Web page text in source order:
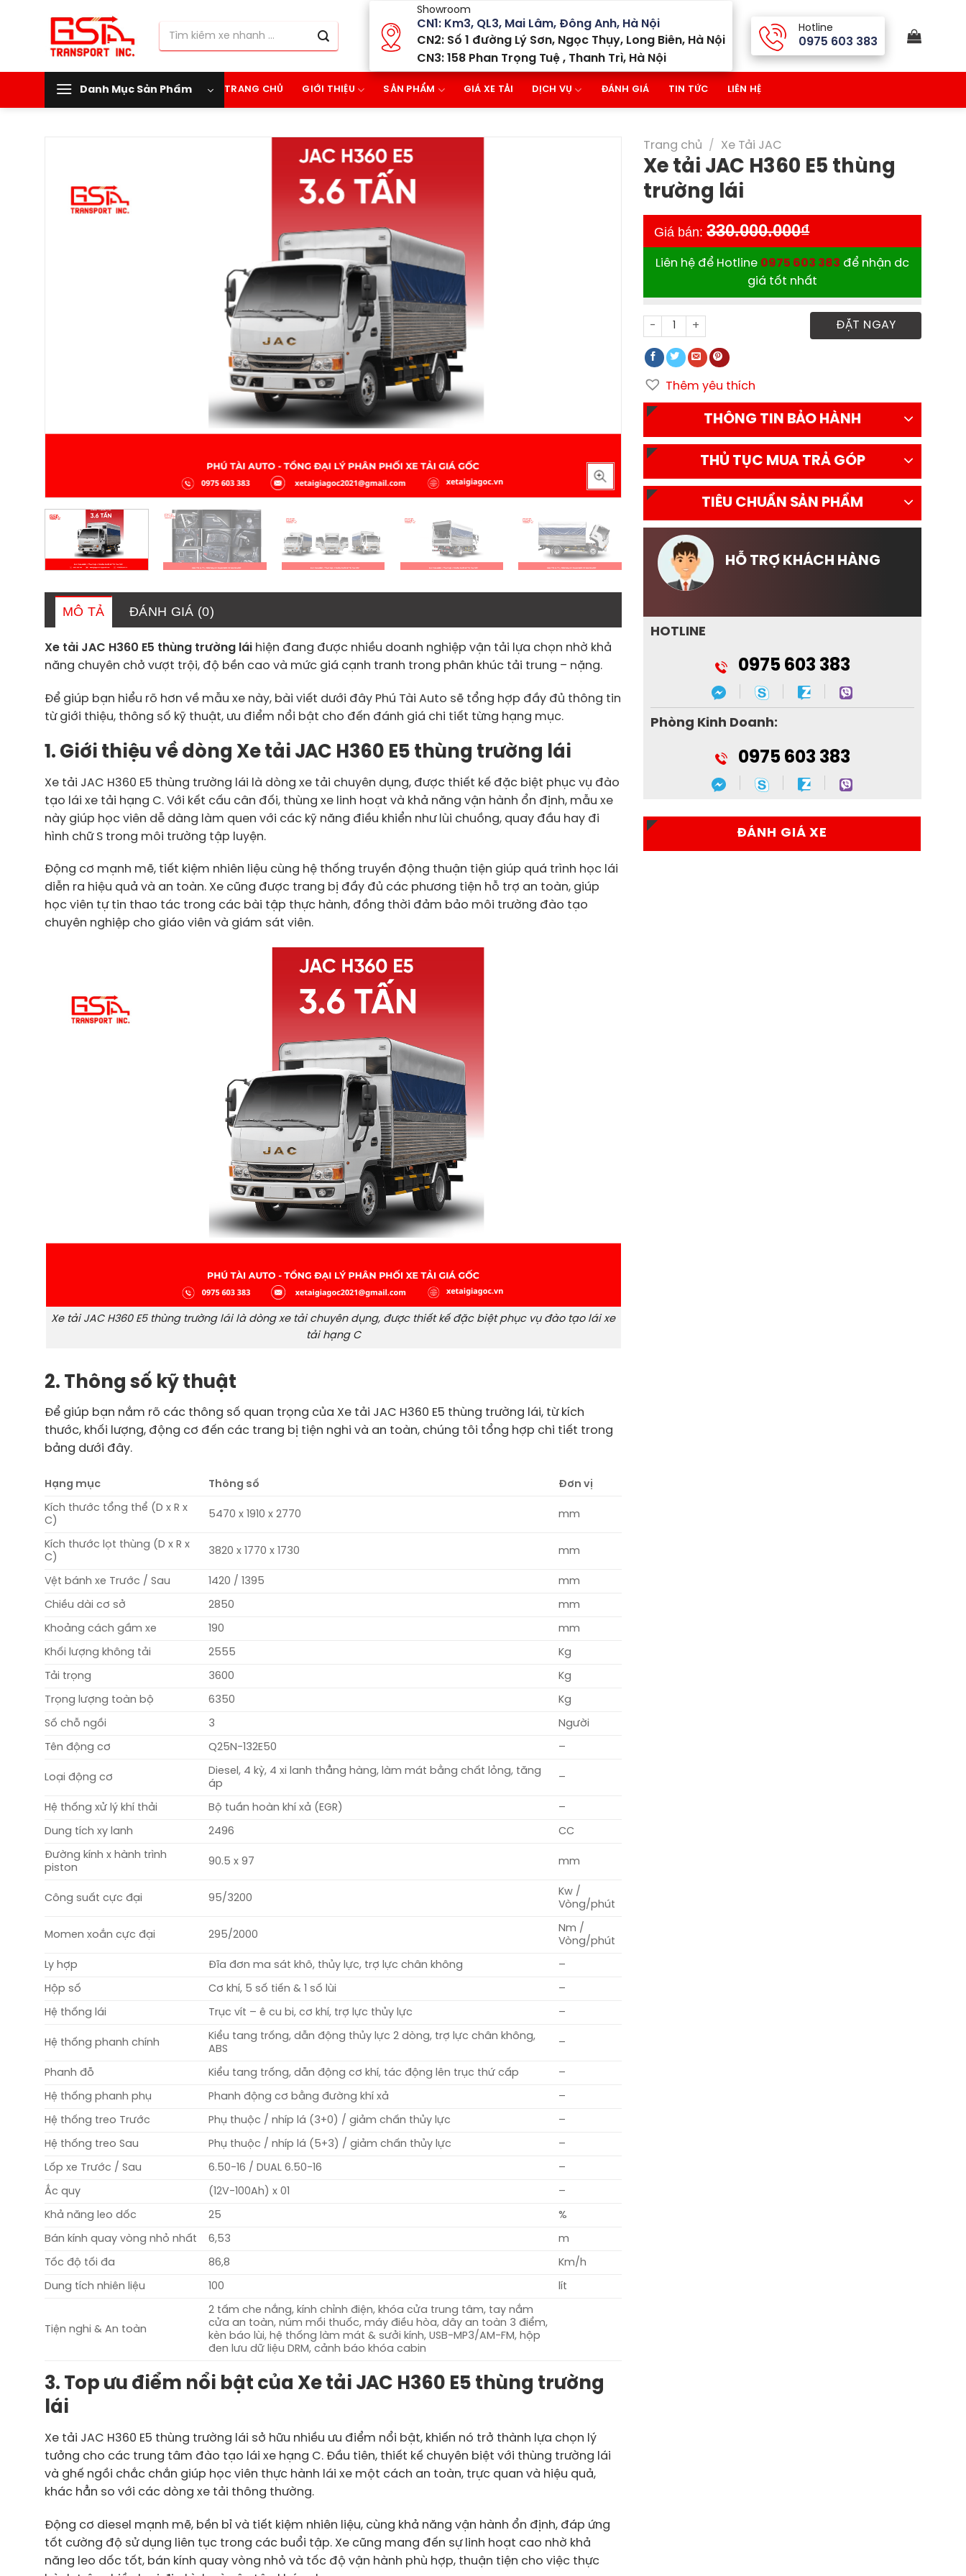
Tìm
Showroom
CN1: Km3, QL3, Mai Lâm, Đông Anh, Hà Nội
CN2: Số 1 đường Lý Sơn, Ngọc Thụy, Long Biên, Hà Nội
CN3: 158 Phan Trọng Tuệ , Thanh Trì, Hà Nội
Hotline
0975 603 383
Danh Mục Sản Phẩm TRANG CHỦ GIỚI THIỆU SẢN PHẨM GIÁ XE TẢI DỊCH VỤ ĐÁNH GIÁ TIN TỨC LIÊN HỆ
MÔ TẢ ĐÁNH GIÁ (0)
Xe tải JAC H360 E5 thùng trường lái hiện đang được nhiều doanh nghiệp vận tải lựa chọn nhờ khả
năng chuyên chở vượt trội, độ bền cao và mức giá cạnh tranh trong phân khúc tải trung – nặng.
Để giúp bạn hiểu rõ hơn về mẫu xe này, bài viết dưới đây Phú Tài Auto sẽ tổng hợp đầy đủ thông tin
từ giới thiệu, thông số kỹ thuật, ưu điểm nổi bật cho đến đánh giá chi tiết từng hạng mục.
1. Giới thiệu về dòng Xe tải JAC H360 E5 thùng trường lái
Xe tải JAC H360 E5 thùng trường lái là dòng xe tải chuyên dụng, được thiết kế đặc biệt phục vụ đào
tạo lái xe tải hạng C. Với kết cấu cân đối, thùng xe linh hoạt và khả năng vận hành ổn định, mẫu xe
này giúp học viên dễ dàng làm quen với các kỹ năng điều khiển như lùi chuồng, quay đầu hay đi
hình chữ S trong môi trường tập luyện.
Động cơ mạnh mẽ, tiết kiệm nhiên liệu cùng hệ thống truyền động thuận tiện giúp quá trình học lái
diễn ra hiệu quả và an toàn. Xe cũng được trang bị đầy đủ các phương tiện hỗ trợ an toàn, giúp
học viên tự tin thao tác trong các bài tập thực hành, đồng thời đảm bảo môi trường đào tạo
chuyên nghiệp cho giáo viên và giám sát viên.
Xe tải JAC H360 E5 thùng trường lái là dòng xe tải chuyên dụng, được thiết kế đặc biệt phục vụ đào tạo lái xe
tải hạng C
2. Thông số kỹ thuật
Để giúp bạn nắm rõ các thông số quan trọng của Xe tải JAC H360 E5 thùng trường lái, từ kích
thước, khối lượng, động cơ đến các trang bị tiện nghi và an toàn, chúng tôi tổng hợp chi tiết trong
bảng dưới đây.
Hạng mục Thông số Đơn vị
Kích thước tổng thể (D x R x
C)
5470 x 1910 x 2770 mm
Kích thước lọt thùng (D x R x
C)
3820 x 1770 x 1730 mm
Vệt bánh xe Trước / Sau 1420 / 1395 mm
Chiều dài cơ sở 2850 mm
Khoảng cách gầm xe 190 mm
Khối lượng không tải 2555 Kg
Tải trọng 3600 Kg
Trọng lượng toàn bộ 6350 Kg
Số chỗ ngồi 3 Người
Tên động cơ Q25N-132E50 –
Loại động cơ
Diesel, 4 kỳ, 4 xi lanh thẳng hàng, làm mát bằng chất lỏng, tăng
áp
–
Hệ thống xử lý khí thải Bộ tuần hoàn khí xả (EGR) –
Dung tích xy lanh 2496 CC
Đường kính x hành trình
piston
90.5 x 97 mm
Công suất cực đại 95/3200
Kw /
Vòng/phút
Momen xoắn cực đại 295/2000
Nm /
Vòng/phút
Ly hợp Đĩa đơn ma sát khô, thủy lực, trợ lực chân không –
Hộp số Cơ khí, 5 số tiến & 1 số lùi –
Hệ thống lái Trục vít – ê cu bi, cơ khí, trợ lực thủy lực –
Hệ thống phanh chính
Kiểu tang trống, dẫn động thủy lực 2 dòng, trợ lực chân không,
ABS
–
Phanh đỗ Kiểu tang trống, dẫn động cơ khí, tác động lên trục thứ cấp –
Hệ thống phanh phụ Phanh động cơ bằng đường khí xả –
Hệ thống treo Trước Phụ thuộc / nhíp lá (3+0) / giảm chấn thủy lực –
Hệ thống treo Sau Phụ thuộc / nhíp lá (5+3) / giảm chấn thủy lực –
Lốp xe Trước / Sau 6.50-16 / DUAL 6.50-16 –
Ắc quy (12V-100Ah) x 01 –
Khả năng leo dốc 25 %
Bán kính quay vòng nhỏ nhất 6,53 m
Tốc độ tối đa 86,8 Km/h
Dung tích nhiên liệu 100 lít
Tiện nghi & An toàn
2 tấm che nắng, kính chỉnh điện, khóa cửa trung tâm, tay nắm
cửa an toàn, núm mồi thuốc, máy điều hòa, dây an toàn 3 điểm,
kèn báo lùi, hệ thống làm mát & sưởi kính, USB-MP3/AM-FM, hộp
đen lưu dữ liệu DRM, cảnh báo khóa cabin
3. Top ưu điểm nổi bật của Xe tải JAC H360 E5 thùng trường
lái
Xe tải JAC H360 E5 thùng trường lái sở hữu nhiều ưu điểm nổi bật, khiến nó trở thành lựa chọn lý
tưởng cho các trung tâm đào tạo lái xe hạng C. Đầu tiên, thiết kế chuyên biệt với thùng trường lái
và ghế ngồi chắc chắn giúp học viên thực hành lái xe một cách an toàn, trực quan và hiệu quả,
khác hẳn so với các dòng xe tải thông thường.
Động cơ diesel mạnh mẽ, bền bỉ và tiết kiệm nhiên liệu, cùng khả năng vận hành ổn định, đáp ứng
tốt cường độ sử dụng liên tục trong các buổi tập. Xe cũng mang đến sự linh hoạt cao nhờ khả
năng leo dốc tốt, bán kính quay vòng nhỏ và tốc độ vận hành phù hợp, thuận tiện cho việc thực
Trang chủ / Xe Tải JAC
Xe tải JAC H360 E5 thùng
trường lái
Giá bán:330.000.000₫
Liên hệ để Hotline 0975 603 383 để nhận dc
giá tốt nhất
Xe tải JAC H360 E5 thùng trường lái số lượng
ĐẶT NGAY
Thêm yêu thích
THÔNG TIN BẢO HÀNH
THỦ TỤC MUA TRẢ GÓP
TIÊU CHUẨN SẢN PHẨM
HỖ TRỢ KHÁCH HÀNG
HOTLINE
0975 603 383
Phòng Kinh Doanh:
0975 603 383
ĐÁNH GIÁ XE